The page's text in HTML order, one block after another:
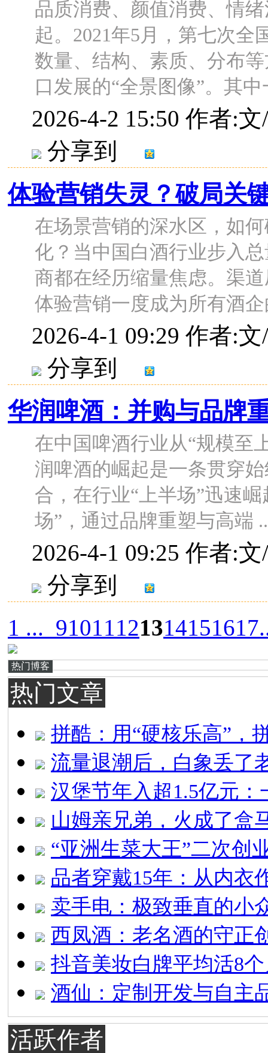
品质消费、颜值消费、情
起。2021年5月，第七次全
数量、结构、素质、分布
口发展的“全景图像”。其
2026-4-2 15:50 作者:
分享到
体验营销失灵？破局关
在场景营销的深水区，如
化？当中国白酒行业步入
商都在经历缩量焦虑。渠
体验营销一度成为所有酒
2026-4-1 09:29 作者:
分享到
华润啤酒：并购与品牌
在中国啤酒行业从“规模至
润啤酒的崛起是一条贯穿
合，在行业“上半场”迅速
场”，通过品牌重塑与高端
2026-4-1 09:25 作者:文
分享到
1 ... 91011121314151617
热门博客
热门文章
拼酷：用“硬核乐高”，
流量退潮后，白象丢了
汉堡节年入超1.5亿元：
山姆亲兄弟，火成了盒
“亚洲生菜大王”二次创
品者穿戴15年：从内衣
卖手电：极致垂直的小
西凤酒：老名酒的守正
抖音美妆白牌平均活8
酒仙：定制开发与自主
活跃作者